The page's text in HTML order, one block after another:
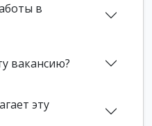
в
вакансию?
эту